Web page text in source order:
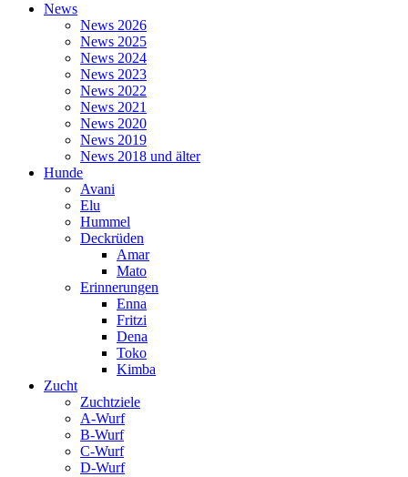
News
News 2026
News 2025
News 2024
News 2023
News 2022
News 2021
News 2020
News 2019
News 2018 und älter
Hunde
Avani
Elu
Hummel
Deckrüden
Amar
Mato
Erinnerungen
Enna
Fritzi
Dena
Toko
Kimba
Zucht
Zuchtziele
A-Wurf
B-Wurf
C-Wurf
D-Wurf